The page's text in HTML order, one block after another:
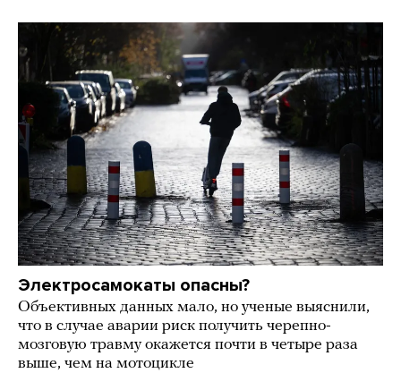
Электросамокаты опасны?
Объективных данных мало, но ученые выяснили,
что в случае аварии риск получить черепно-
мозговую травму окажется почти в четыре раза
выше, чем на мотоцикле